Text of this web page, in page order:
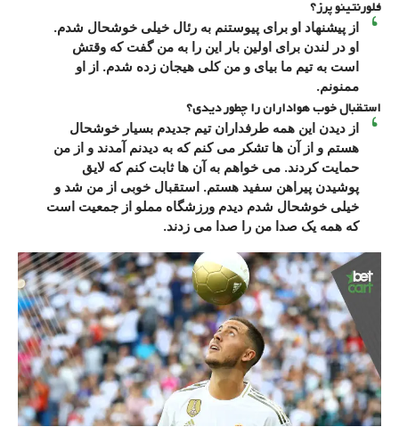
فلورنتینو پرز؟
از پیشنهاد او برای پیوستنم به رئال خیلی خوشحال شدم.
او در لندن برای اولین بار این را به من گفت که وقتش
است به تیم ما بیای و من کلی هیجان زده شدم. از او
ممنونم.
استقبال خوب هواداران را چطور دیدی؟
از دیدن این همه طرفداران تیم جدیدم بسیار خوشحال
هستم و از آن ها تشکر می کنم که به دیدنم آمدند و از من
حمایت کردند. می خواهم به آن ها ثابت کنم که لایق
پوشیدن پیراهن سفید هستم. استقبال خوبی از من شد و
خیلی خوشحال شدم دیدم ورزشگاه مملو از جمعیت است
که همه یک صدا من را صدا می زدند.